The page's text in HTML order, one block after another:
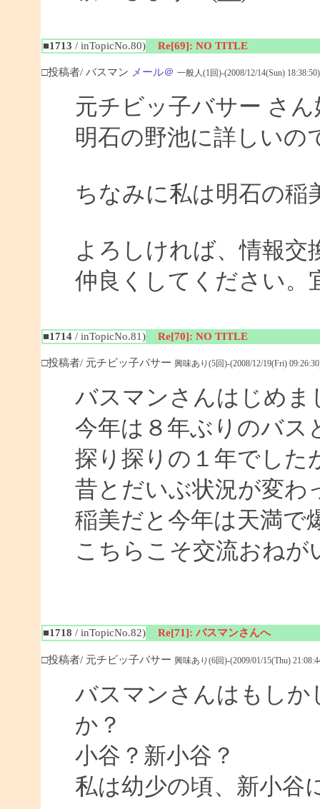
■1713 / inTopicNo.80) Re[69]: NO TITLE
□投稿者/ バスマン メール＠ 一般人(1回)-(2008/12/14(Sun) 18:38:50)
元チビッ子バサー さ
明石の野池に詳しいの
ちなみに私は明石の稲
よろしければ、情報交
仲良くしてください。
■1714/ inTopicNo.81) Re[70]: NO TITLE
□投稿者/ 元チビッ子バサー 興味あり(5回)-(2008/12/19(Fri)
バスマンさんはじめま
今年は８年ぶりのバス
探り探りの１年でした
昔とだいぶ状況が変わ
稲美だと今年は天満で
こちらこそ交流おねが
■1718 / inTopicNo.82) Re[71]: バスマンさんへ
□投稿者/ 元チビッ子バサー 興味あり(6回)-(2009/01/15(Thu)
バスマンさんはもしか
か？
小谷？新小谷？
私は幼少の頃、新小谷